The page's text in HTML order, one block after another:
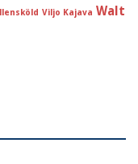
Viljo Kajava Walt